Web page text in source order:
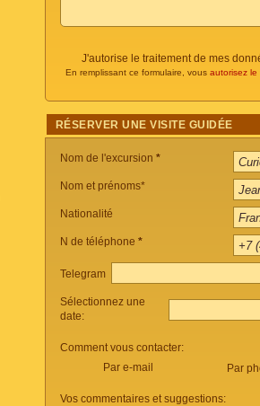
J'autorise le traitement de mes
En remplissant ce formulaire, vous autorisez le
RÉSERVER UNE VISITE GUIDÉE
Nom de l'excursion *
Nom et prénoms*
Nationalité
N de téléphone *
Telegram
Sélectionnez une
date:
Comment vous contacter:
Par e-mail
Par
Vos commentaires et suggestions: